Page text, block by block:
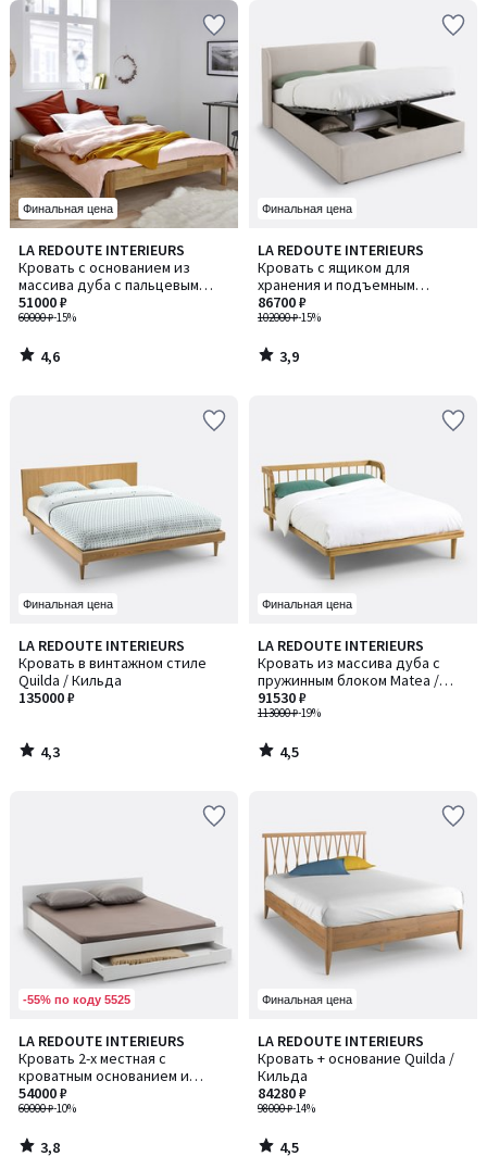
Финальная цена
LA REDOUTE INTERIEURS
Кровать с основанием из
массива дуба с пальцевым
соединением, Zulda / Зульда
60000 ₽-15%
51000 ₽
4,6
/ 5
4,6
/
Финальная цена
LA REDOUTE INTERIEURS
Кровать с ящиком для
хранения и подъемным
основанием, Nasik / Насик
102000 ₽-15%
86700 ₽
3,9
/ 5
3,9
/
Финальная цена
LA REDOUTE INTERIEURS
Кровать в винтажном стиле
Quilda / Кильда
135000 ₽
4,3
/ 5
4,3
/
Финальная цена
LA REDOUTE INTERIEURS
Кровать из массива дуба с
пружинным блоком Matea /
Матеа
113000 ₽-19%
91530 ₽
4,5
/ 5
4,5
/
-55% по коду 5525
LA REDOUTE INTERIEURS
Кровать 2-х местная с
кроватным основанием и
ящиком, Crawley / Кроули
60000 ₽-10%
54000 ₽
3,8
/ 5
3,8
/
Финальная цена
LA REDOUTE INTERIEURS
Кровать + основание Quilda /
Кильда
98000 ₽-14%
84280 ₽
4,5
/ 5
4,5
/